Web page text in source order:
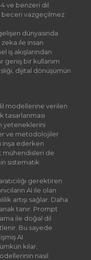
4 ve benzeri dil
vazgeçilmez
dünyasında
ile insan
iş akışlarından
geniş bir kullanım
dijital dönüşümün
modellerine verilen
tasarlanması
yeteneklerini
ve metodolojiler
inşa ederken
mühendisleri de
sistematik
gerektiren
AI ile olan
artışı sağlar. Daha
tanır. Prompt
ile doğal dil
Bu sayede
AI
kılar.
nasıl